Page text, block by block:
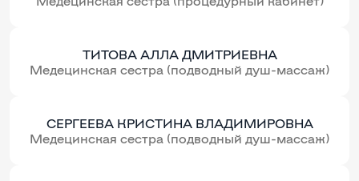
ТИТОВА АЛЛА ДМИТРИЕВНА
Медецинская сестра (подводный душ-массаж)
СЕРГЕЕВА КРИСТИНА ВЛАДИМИРОВНА
Медецинская сестра (подводный душ-массаж)